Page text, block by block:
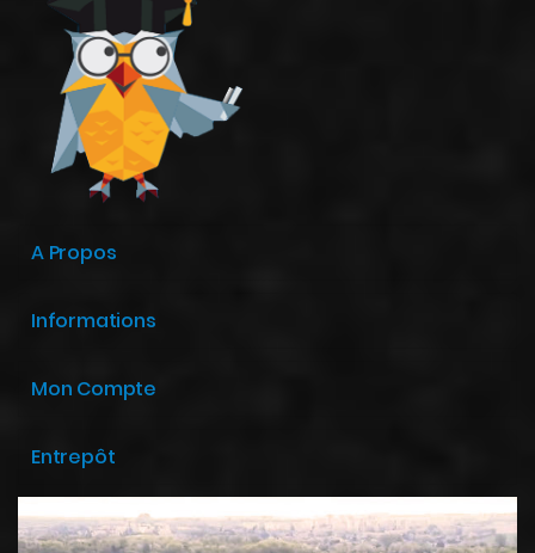
A Propos
Informations
Mon Compte
Entrepôt